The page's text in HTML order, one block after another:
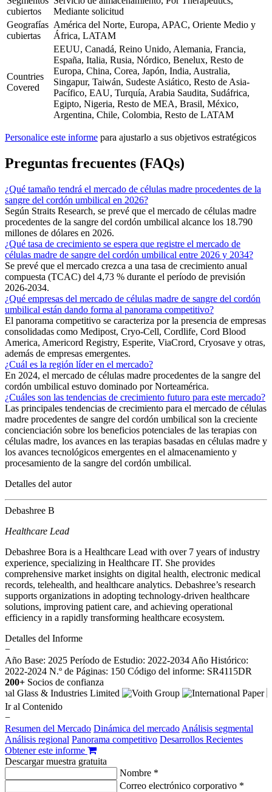
cubiertos
Mediante solicitud
Geografías
cubiertas
América del Norte, Europa, APAC, Oriente Medio y
África, LATAM
Countries
Covered
EEUU, Canadá, Reino Unido, Alemania, Francia,
España, Italia, Rusia, Nórdico, Benelux, Resto de
Europa, China, Corea, Japón, India, Australia,
Singapur, Taiwán, Sudeste Asiático, Resto de Asia-
Pacífico, EAU, Turquía, Arabia Saudita, Sudáfrica,
Egipto, Nigeria, Resto de MEA, Brasil, México,
Argentina, Chile, Colombia, Resto de LATAM
Personalice este informe para ajustarlo a sus objetivos estratégicos
Preguntas frecuentes (FAQs)
¿Qué tamaño tendrá el mercado de células madre procedentes de la
sangre del cordón umbilical en 2026?
Según Straits Research, se prevé que el mercado de células madre
procedentes de la sangre del cordón umbilical alcance los 18.790
millones de dólares en 2026.
¿Qué tasa de crecimiento se espera que registre el mercado de
células madre de sangre del cordón umbilical entre 2026 y 2034?
Se prevé que el mercado crezca a una tasa de crecimiento anual
compuesta (TCAC) del 4,73 % durante el período de previsión
2026-2034.
¿Qué empresas del mercado de células madre de sangre del cordón
umbilical están dando forma al panorama competitivo?
El panorama competitivo se caracteriza por la presencia de empresas
consolidadas como Medipost, Cryo-Cell, Cordlife, Cord Blood
America, Americord Registry, Esperite, ViaCrord, Cryosave y otras,
además de empresas emergentes.
¿Cuál es la región líder en el mercado?
En 2024, el mercado de células madre procedentes de la sangre del
cordón umbilical estuvo dominado por Norteamérica.
¿Cuáles son las tendencias de crecimiento futuro para este mercado?
Las principales tendencias de crecimiento para el mercado de células
madre procedentes de sangre del cordón umbilical son la creciente
concienciación sobre los beneficios potenciales de las terapias con
células madre, los avances en las terapias basadas en células madre y
los avances tecnológicos emergentes en el almacenamiento y
procesamiento de la sangre del cordón umbilical.
Detalles del autor
Debashree B
Healthcare Lead
Debashree Bora is a Healthcare Lead with over 7 years of industry
experience, specializing in Healthcare IT. She provides
comprehensive market insights on digital health, electronic medical
records, telehealth, and healthcare analytics. Debashree’s research
supports organizations in adopting technology-driven healthcare
solutions, improving patient care, and achieving operational
efficiency in a rapidly transforming healthcare ecosystem.
Detalles del Informe
−
Año Base: 2025 Período de Estudio: 2022-2034 Año Histórico:
2022-2024 N.º de Páginas: 150 Código del informe: SR4115DR
200+ Socios de confianza
Ir al Contenido
−
Resumen del Mercado Dinámica del mercado Análisis segmental
Análisis regional Panorama competitivo Desarrollos Recientes
Obtener este informe
Descargar muestra gratuita
Nombre *
Correo electrónico corporativo *